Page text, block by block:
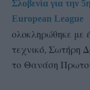
Σλοβενία για την
European League
ολοκληρώθηκε με
τεχνικό, Σωτήρη
το Θανάση